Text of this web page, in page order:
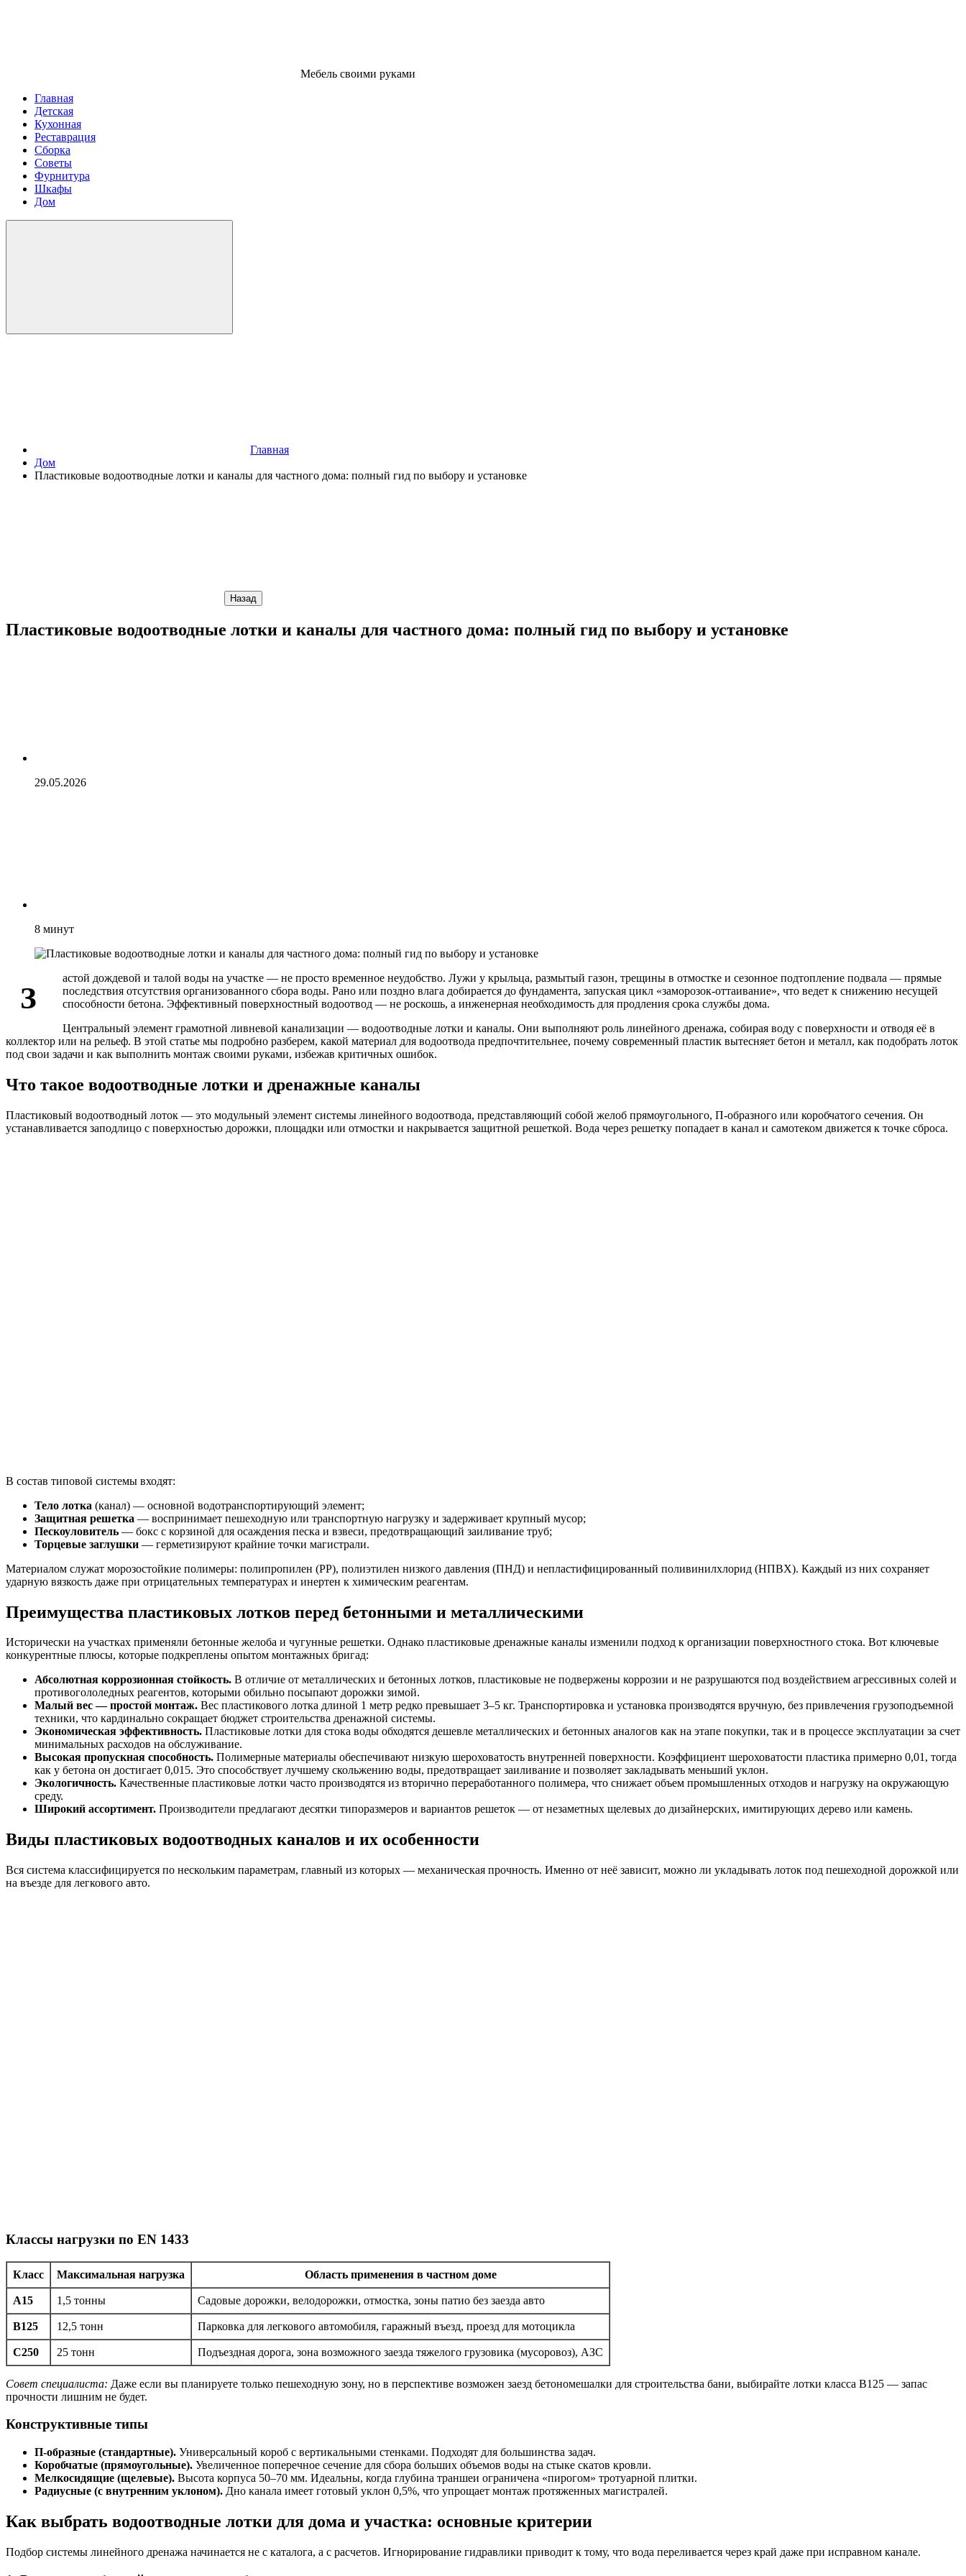
Мебель своими руками
Главная
Детская
Кухонная
Реставрация
Сборка
Советы
Фурнитура
Шкафы
Дом
Главная
Дом
Пластиковые водоотводные лотки и каналы для частного дома: полный гид по выбору и установке
Назад
Пластиковые водоотводные лотки и каналы для частного дома: полный гид по выбору и установке
29.05.2026
8 минут
З
астой дождевой и талой воды на участке — не просто временное неудобство. Лужи у крыльца, размытый газон, трещины в отмостке и сезонное подтопление подвала — прямые
последствия отсутствия организованного сбора воды. Рано или поздно влага добирается до фундамента, запуская цикл «заморозок-оттаивание», что ведет к снижению несущей
способности бетона. Эффективный поверхностный водоотвод — не роскошь, а инженерная необходимость для продления срока службы дома.
Центральный элемент грамотной ливневой канализации — водоотводные лотки и каналы. Они выполняют роль линейного дренажа, собирая воду с поверхности и отводя её в
коллектор или на рельеф. В этой статье мы подробно разберем, какой материал для водоотвода предпочтительнее, почему современный пластик вытесняет бетон и металл, как подобрать лоток
под свои задачи и как выполнить монтаж своими руками, избежав критичных ошибок.
Что такое водоотводные лотки и дренажные каналы
Пластиковый водоотводный лоток — это модульный элемент системы линейного водоотвода, представляющий собой желоб прямоугольного, П-образного или коробчатого сечения. Он
устанавливается заподлицо с поверхностью дорожки, площадки или отмостки и накрывается защитной решеткой. Вода через решетку попадает в канал и самотеком движется к точке сброса.
В состав типовой системы входят:
Тело лотка (канал) — основной водотранспортирующий элемент;
Защитная решетка — воспринимает пешеходную или транспортную нагрузку и задерживает крупный мусор;
Пескоуловитель — бокс с корзиной для осаждения песка и взвеси, предотвращающий заиливание труб;
Торцевые заглушки — герметизируют крайние точки магистрали.
Материалом служат морозостойкие полимеры: полипропилен (PP), полиэтилен низкого давления (ПНД) и непластифицированный поливинилхлорид (НПВХ). Каждый из них сохраняет
ударную вязкость даже при отрицательных температурах и инертен к химическим реагентам.
Преимущества пластиковых лотков перед бетонными и металлическими
Исторически на участках применяли бетонные желоба и чугунные решетки. Однако пластиковые дренажные каналы изменили подход к организации поверхностного стока. Вот ключевые
конкурентные плюсы, которые подкреплены опытом монтажных бригад:
Абсолютная коррозионная стойкость. В отличие от металлических и бетонных лотков, пластиковые не подвержены коррозии и не разрушаются под воздействием агрессивных солей и
противогололедных реагентов, которыми обильно посыпают дорожки зимой.
Малый вес — простой монтаж. Вес пластикового лотка длиной 1 метр редко превышает 3–5 кг. Транспортировка и установка производятся вручную, без привлечения грузоподъемной
техники, что кардинально сокращает бюджет строительства дренажной системы.
Экономическая эффективность. Пластиковые лотки для стока воды обходятся дешевле металлических и бетонных аналогов как на этапе покупки, так и в процессе эксплуатации за счет
минимальных расходов на обслуживание.
Высокая пропускная способность. Полимерные материалы обеспечивают низкую шероховатость внутренней поверхности. Коэффициент шероховатости пластика примерно 0,01, тогда
как у бетона он достигает 0,015. Это способствует лучшему скольжению воды, предотвращает заиливание и позволяет закладывать меньший уклон.
Экологичность. Качественные пластиковые лотки часто производятся из вторично переработанного полимера, что снижает объем промышленных отходов и нагрузку на окружающую
среду.
Широкий ассортимент. Производители предлагают десятки типоразмеров и вариантов решеток — от незаметных щелевых до дизайнерских, имитирующих дерево или камень.
Виды пластиковых водоотводных каналов и их особенности
Вся система классифицируется по нескольким параметрам, главный из которых — механическая прочность. Именно от неё зависит, можно ли укладывать лоток под пешеходной дорожкой или
на въезде для легкового авто.
Классы нагрузки по EN 1433
Класс Максимальная нагрузка Область применения в частном доме
A15 1,5 тонны Садовые дорожки, велодорожки, отмостка, зоны патио без заезда авто
B125 12,5 тонн Парковка для легкового автомобиля, гаражный въезд, проезд для мотоцикла
C250 25 тонн Подъездная дорога, зона возможного заезда тяжелого грузовика (мусоровоз), АЗС
Совет специалиста: Даже если вы планируете только пешеходную зону, но в перспективе возможен заезд бетономешалки для строительства бани, выбирайте лотки класса B125 — запас
прочности лишним не будет.
Конструктивные типы
П-образные (стандартные). Универсальный короб с вертикальными стенками. Подходят для большинства задач.
Коробчатые (прямоугольные). Увеличенное поперечное сечение для сбора больших объемов воды на стыке скатов кровли.
Мелкосидящие (щелевые). Высота корпуса 50–70 мм. Идеальны, когда глубина траншеи ограничена «пирогом» тротуарной плитки.
Радиусные (с внутренним уклоном). Дно канала имеет готовый уклон 0,5%, что упрощает монтаж протяженных магистралей.
Как выбрать водоотводные лотки для дома и участка: основные критерии
Подбор системы линейного дренажа начинается не с каталога, а с расчетов. Игнорирование гидравлики приводит к тому, что вода переливается через край даже при исправном канале.